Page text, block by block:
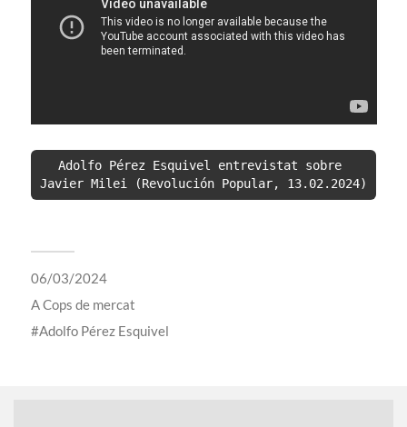
Adolfo Pérez Esquivel entrevistat sobre
Javier Milei (Revolución Popular, 13.02.2024)
06/03/2024
ACops de mercat
Adolfo Pérez Esquivel